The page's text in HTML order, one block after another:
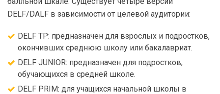
DELF/DALF в зависимости от целевой аудитории:
DELF TP: предназначен для взрослых и подростков,
окончивших среднюю школу или бакалавриат.
DELF JUNIOR: предназначен для подростков,
обучающихся в средней школе.
DELF PRIM: для учащихся начальной школы в